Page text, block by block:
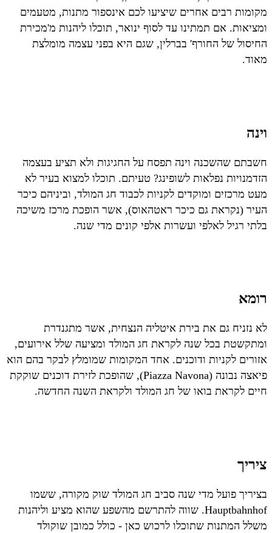
מקומות רבים אחרים שיציעו לכם אינספור מתנות, מטעמים
ומציאות. אם תמתינו עד לסוף ינואר, תוכלו ליהנות מ'מכירת
החיסול של החורף' בברלין, שגם היא בפני עצמה מומלצת
מאוד.
וינה
חשבתם שהשכנה וינה תפסח על החגיגות ולא תציע בעצמה
הזדמנויות נפלאות לשופינג? טעיתם. תוכלו למצוא בעיר לא
מעט מרכזים ומוקדים לקניות לכבוד חג המולד, וביניהם כיכר
העיר (נקראת גם כיכר ראטהאוס), אשר הופכת מרכז משיכה
בלתי רגיל לאלפי ועשרות אלפי קונים מדי שנה.
רומא
לא נזניח גם את בירת איטליה הנצחית, אשר מתגנדרת
ומתקשטת בכל שנה לקראת חג המולד ומציעה שלל אירועים,
אזורים לקניות ודוכנים. אחד המקומות שמומלץ לבקר בהם הוא
פיאצה נבונה (Piazza Navona), שהופכת לזירת דוכנים שוקקת
חיים לקראת בואו של חג המולד ולקראת השנה החדשה.
ציריך
בציריך פועל מדי שנה סביב חג המולד שוק מקורה, ששמו
Hauptbahnhof. שווה להתרשם מהשפע שהוא מציע וליהנות
משלל המתנות שתוכלו לרכוש כאן - כולל כמובן שוקולד